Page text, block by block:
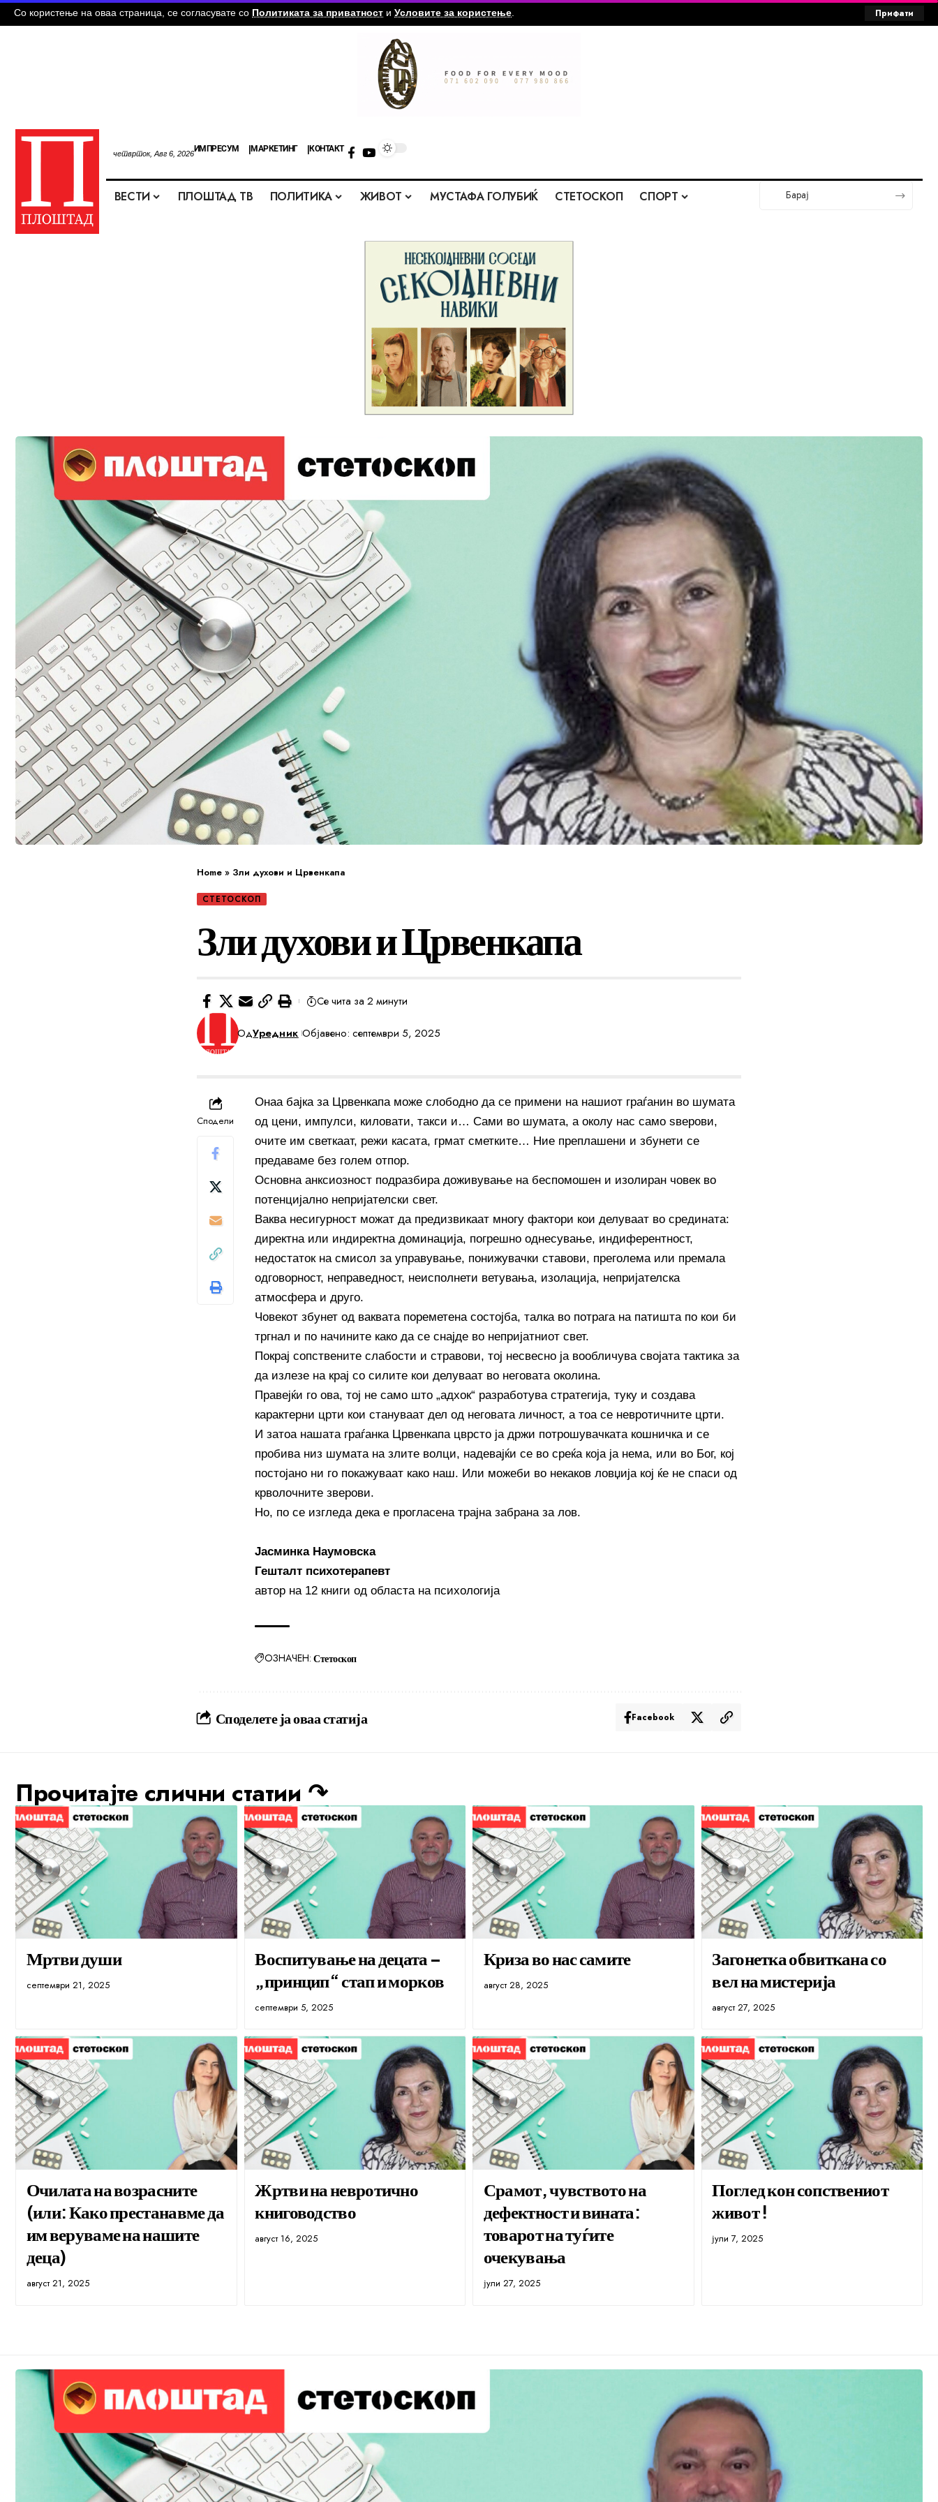
Со користење на оваа страница, се согласувате со Политиката за приватност и Условите за користење. Прифати
четврток, Авг 6, 2026ИМПРЕСУМ МАРКЕТИНГ КОНТАКТ
ВЕСТИ ПЛОШТАД ТВ ПОЛИТИКА ЖИВОТ МУСТАФА ГОЛУБИЌ СТЕТОСКОП СПОРТ
Home » Зли духови и Црвенкапа
СТЕТОСКОП
Зли духови и Црвенкапа
ОдУредник Објавено: септември 5, 2025
Се чита за 2 минути
Сподели
Онаа бајка за Црвенкапа може слободно да се примени на нашиот граѓанин во шумата
од цени, импулси, киловати, такси и… Сами во шумата, а околу нас само ѕверови,
очите им светкаат, режи касата, грмат сметките… Ние преплашени и збунети се
предаваме без голем отпор.
Основна анксиозност подразбира доживување на беспомошен и изолиран човек во
потенцијално непријателски свет.
Ваква несигурност можат да предизвикаат многу фактори кои делуваат во средината:
директна или индиректна доминација, погрешно однесување, индиферентност,
недостаток на смисол за управување, понижувачки ставови, преголема или премала
одговорност, неправедност, неисполнети ветувања, изолација, непријателска
атмосфера и друго.
Човекот збунет од ваквата пореметена состојба, талка во потрага на патишта по кои би
тргнал и по начините како да се снајде во непријатниот свет.
Покрај сопствените слабости и стравови, тој несвесно ја вообличува својата тактика за
да излезе на крај со силите кои делуваат во неговата околина.
Правејќи го ова, тој не само што „адхок“ разработува стратегија, туку и создава
карактерни црти кои стануваат дел од неговата личност, а тоа се невротичните црти.
И затоа нашата граѓанка Црвенкапа цврсто ја држи потрошувачката кошничка и се
пробива низ шумата на злите волци, надевајќи се во среќа која ја нема, или во Бог, кој
постојано ни го покажуваат како наш. Или можеби во некаков ловџија кој ќе не спаси од
крволочните зверови.
Но, по се изгледа дека е прогласена трајна забрана за лов.
Јасминка Наумовска
Гешталт психотерапевт
автор на 12 книги од областа на психологија
ОЗНАЧЕН: Стетоскоп
Споделете ја оваа статија Facebook
Прочитајте слични статии ↷
Мртви души
септември 21, 2025
Воспитување на децата –
„принцип“ стап и морков
септември 5, 2025
Криза во нас самите
август 28, 2025
Загонетка обвиткана со
вел на мистерија
август 27, 2025
Очилата на возрасните
(или: Како престанавме да
им веруваме на нашите
деца)
август 21, 2025
Жртви на невротично
книговодство
август 16, 2025
Срамот, чувството на
дефектност и вината:
товарот на туѓите
очекувања
јули 27, 2025
Поглед кон сопствениот
живот !
јули 7, 2025